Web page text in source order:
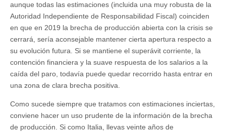
aunque todas las estimaciones (incluida una muy robusta de la
Autoridad Independiente de Responsabilidad Fiscal) coinciden
en que en 2019 la brecha de producción abierta con la crisis se
cerrará, sería aconsejable mantener cierta apertura respecto a
su evolución futura. Si se mantiene el superávit corriente, la
contención financiera y la suave respuesta de los salarios a la
caída del paro, todavía puede quedar recorrido hasta entrar en
una zona de clara brecha positiva.
Como sucede siempre que tratamos con estimaciones inciertas,
conviene hacer un uso prudente de la información de la brecha
de producción. Si como Italia, llevas veinte años de